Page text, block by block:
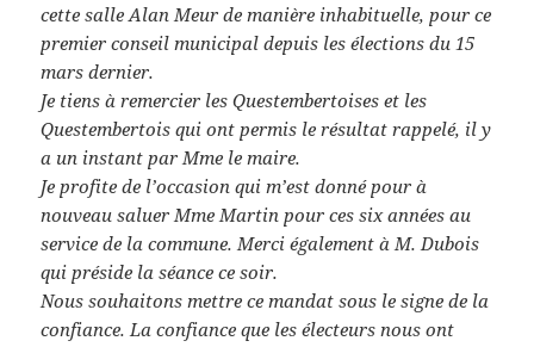
cette salle Alan Meur de manière inhabituelle, pour ce
premier conseil municipal depuis les élections du 15
mars dernier.
Je tiens à remercier les Questembertoises et les
Questembertois qui ont permis le résultat rappelé, il y
a un instant par Mme le maire.
Je profite de l’occasion qui m’est donné pour à
nouveau saluer Mme Martin pour ces six années au
service de la commune. Merci également à M. Dubois
qui préside la séance ce soir.
Nous souhaitons mettre ce mandat sous le signe de la
confiance. La confiance que les électeurs nous ont